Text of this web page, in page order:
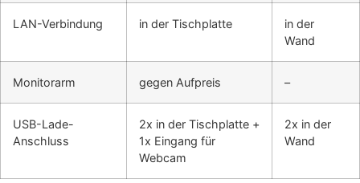
LAN-Verbindung in der Tischplatte
in der
Wand
Monitorarm gegen Aufpreis –
USB-Lade-
Anschluss
2x in der Tischplatte +
1x Eingang für
Webcam
2x in der
Wand